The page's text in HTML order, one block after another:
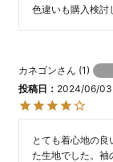
色違いも購入検討
カネゴン 1
投稿日
2024/06/03
とても着心地の
た生地でした。袖